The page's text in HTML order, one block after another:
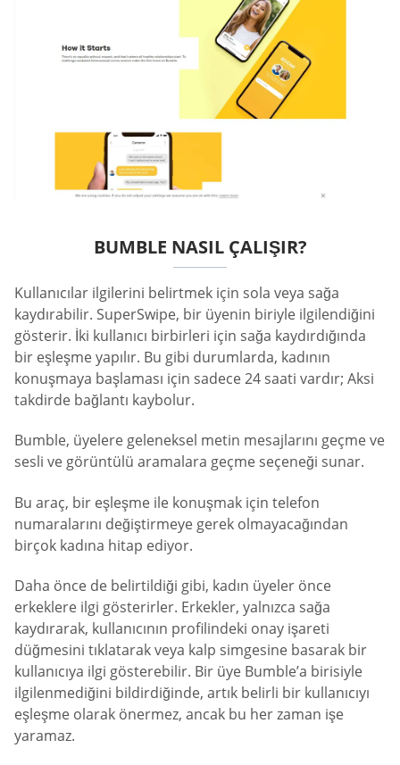
BUMBLE NASIL ÇALIŞIR?
Kullanıcılar ilgilerini belirtmek için sola veya sağa
kaydırabilir. SuperSwipe, bir üyenin biriyle ilgilendiğini
gösterir. İki kullanıcı birbirleri için sağa kaydırdığında
bir eşleşme yapılır. Bu gibi durumlarda, kadının
konuşmaya başlaması için sadece 24 saati vardır; Aksi
takdirde bağlantı kaybolur.
Bumble, üyelere geleneksel metin mesajlarını geçme ve
sesli ve görüntülü aramalara geçme seçeneği sunar.
Bu araç, bir eşleşme ile konuşmak için telefon
numaralarını değiştirmeye gerek olmayacağından
birçok kadına hitap ediyor.
Daha önce de belirtildiği gibi, kadın üyeler önce
erkeklere ilgi gösterirler. Erkekler, yalnızca sağa
kaydırarak, kullanıcının profilindeki onay işareti
düğmesini tıklatarak veya kalp simgesine basarak bir
kullanıcıya ilgi gösterebilir. Bir üye Bumble’a birisiyle
ilgilenmediğini bildirdiğinde, artık belirli bir kullanıcıyı
eşleşme olarak önermez, ancak bu her zaman işe
yaramaz.